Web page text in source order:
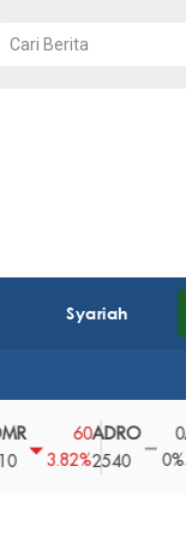
Syariah
3.82%
ADRO
2540
0
0%
AEGS